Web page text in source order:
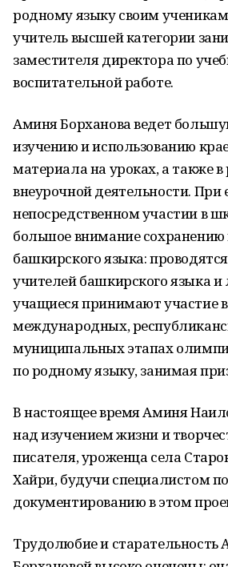
родному языку своим
учитель высшей категории
заместителя директора по
воспитательной работе.
Аминя Борханова ведет
изучению и использованию
материала на уроках, а также
внеурочной деятельности. При
непосредственном участии в
большое внимание сохранению
башкирского языка:
учителей башкирского языка
учащиеся принимают участие в
международных,
муниципальных этапах
по родному языку, занимая
В настоящее время Аминя
над изучением жизни и
писателя, уроженца села
Хайри, будучи специалистом по
документированию в этом
Трудолюбие и старательность